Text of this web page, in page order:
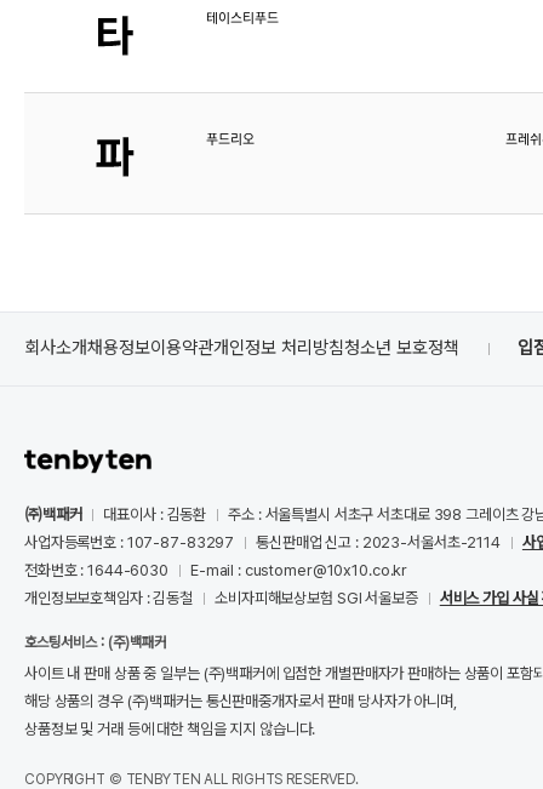
테이스티푸드
푸드리오 프레
회사소개채용정보이용약관개인정보 처리방침청소년 보호정책 입
㈜백패커 대표이사 : 김동환
주소 : 서울특별시 서초구 서초대로 398 그레이츠 강
사업자등록번호 : 107-87-83297
통신판매업 신고 : 2023-서울서초-2114
사
전화번호 : 1644-6030
E-mail : customer@10x10.co.kr
개인정보보호책임자 : 김동철
소비자피해보상보험 SGI 서울보증 서비스 가입 사실
호스팅서비스 : (주)백패커
사이트 내 판매 상품 중 일부는 (주)백패커에 입점한 개별판매자가 판매하는 상품이 포함
해당 상품의 경우 (주)백패커는 통신판매중개자로서 판매 당사자가 아니며,
상품정보 및 거래 등에 대한 책임을 지지 않습니다.
COPYRIGHT © TENBYTEN ALL RIGHTS RESERVED.